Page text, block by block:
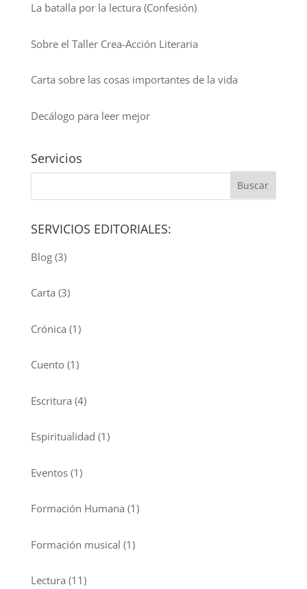
La batalla por la lectura (Confesión)
Sobre el Taller Crea-Acción Literaria
Carta sobre las cosas importantes de la vida
Decálogo para leer mejor
Servicios
SERVICIOS EDITORIALES:
Blog(3)
Carta (3)
Crónica (1)
Cuento(1)
Escritura (4)
Espiritualidad (1)
Eventos(1)
Formación Humana (1)
Formación musical (1)
Lectura (11)